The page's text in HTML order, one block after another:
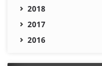
2018
2017
2016